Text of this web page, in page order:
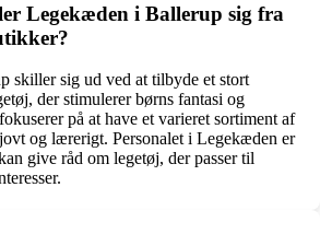
Legekæden i Ballerup sig fra
skiller sig ud ved at tilbyde et stort
der stimulerer børns fantasi og
på at have et varieret sortiment af
og lærerigt. Personalet i Legekæden er
give råd om legetøj, der passer til